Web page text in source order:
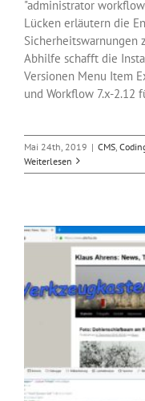
"administrator
Lücken erläutern die
Sicherheitswarnungen
Abhilfe schafft die
Versionen Menu Item
und Workflow 7.x-2.12
Mai 24th, 2019 | CMS
Weiterlesen